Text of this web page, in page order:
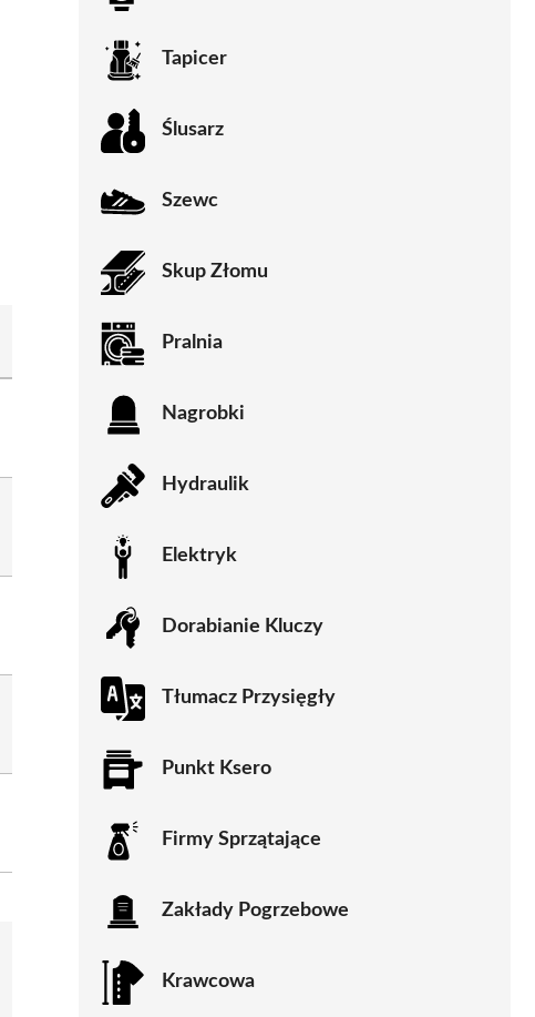
Tapicer
Ślusarz
Szewc
Skup Złomu
Pralnia
Nagrobki
Hydraulik
Elektryk
Dorabianie Kluczy
Tłumacz Przysięgły
Punkt Ksero
Firmy Sprzątające
Zakłady Pogrzebowe
Krawcowa